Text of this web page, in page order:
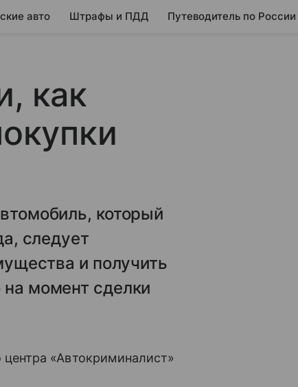
авто Штрафы и ПДД Путеводитель по России
как
который
следует
и получить
момент сделки
центра «Автокриминалист»